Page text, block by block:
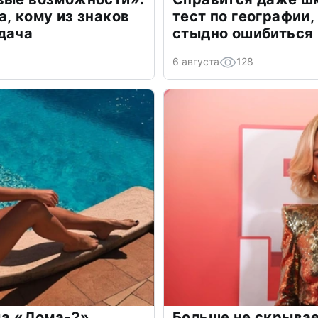
кому из знаков
тест по
стыдно ошибиться
6 августа 128